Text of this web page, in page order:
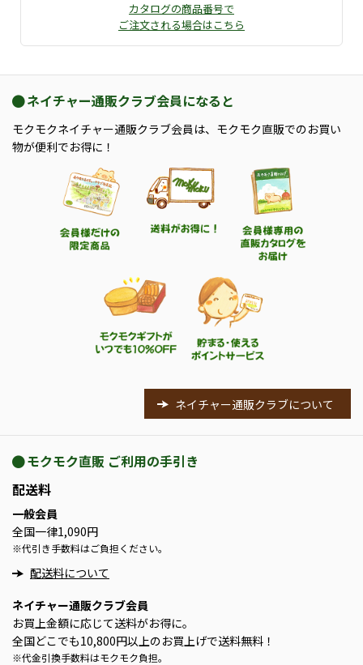
カタログの商品番号で
ご注文される場合はこちら
ネイチャー通販クラブ会員になると
モクモクネイチャー通販クラブ会員は、モクモク直販でのお買い
物が便利でお得に！
ネイチャー通販クラブについて
モクモク直販 ご利用の手引き
配送料
一般会員
全国一律1,090円
※代引き手数料はご負担ください。
配送料について
ネイチャー通販クラブ会員
お買上金額に応じて送料がお得に。
全国どこでも10,800円以上のお買上げで送料無料！
※代金引換手数料はモクモク負担。